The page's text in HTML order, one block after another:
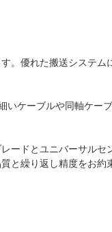
。優れた搬送システム
いケーブルや同軸ケー
ードとユニバーサルセ
と繰り返し精度をお約